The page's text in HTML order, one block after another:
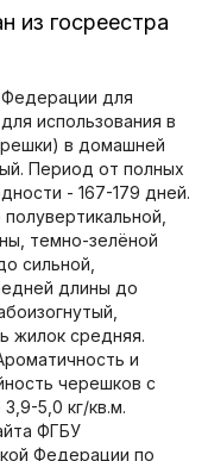
из госреестра
для
использования в
в домашней
Период от полных
- 167-179 дней.
темно-зелёной
сильной,
длины до
жилок средняя.
и
черешков с
5,0 кг/кв.м.
ФГБУ
Федерации по